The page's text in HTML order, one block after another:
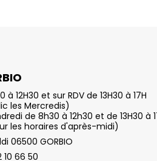
12H30 et sur RDV de 13H30 à 17H
les Mercredis)
de 8h30 à 12h30 et de 13H30 à
les horaires d'après-midi)
06500 GORBIO
10 66 50